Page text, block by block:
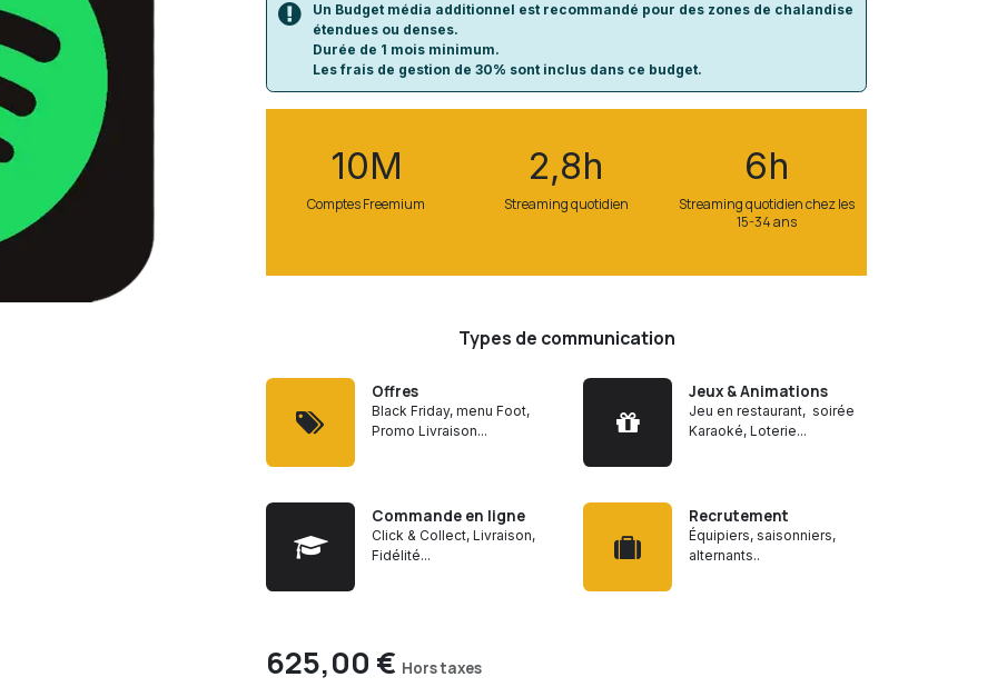
Un Budget média additionnel est recommandé pour des zones de chalandise
étendues ou denses.
Durée de 1 mois minimum.
Les frais de gestion de 30% sont inclus dans ce budget.
6h
Streaming quotidien chez les
15-34 ans
2,8h
Streaming quotidien
10M
Comptes Freemium
Types de communication
Offres
Black Friday, menu Foot,
Promo Livraison...
Commande en ligne
Click & Collect, Livraison,
Fidélité...
Jeux & Animations
Jeu en restaurant, soirée
Karaoké, Loterie...
Recrutement
Équipiers, saisonniers,
alternants..
625,00 € Hors taxes